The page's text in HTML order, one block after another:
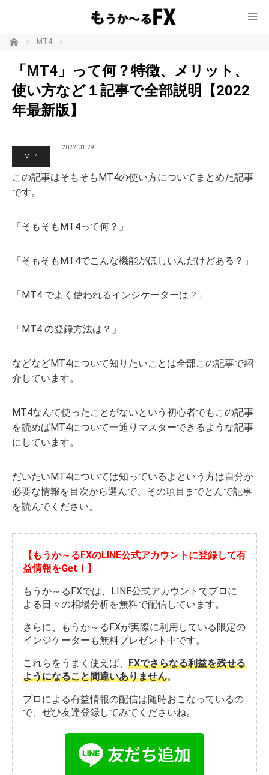
ホーム MT4
「MT4」って何？特徴、メリット、
使い方など１記事で全部説明【2022
年最新版】
MT4
2022.01.29
この記事はそもそもMT4の使い方についてまとめた記事
です。
「そもそもMT4って何？」
「そもそもMT4でこんな機能がほしいんだけどある？」
「MT4 でよく使われるインジケーターは？」
「MT4 の登録方法は？」
などなどMT4について知りたいことは全部この記事で紹
介しています。
MT4なんて使ったことがないという初心者でもこの記事
を読めばMT4について一通りマスターできるような記事
にしています。
だいたいMT4については知っているよという方は自分が
必要な情報を目次から選んで、その項目までとんで記事
を読んでください。
【もうか～るFXのLINE公式アカウントに登録して有
益情報をGet！】
もうか～るFXでは、LINE公式アカウントでプロに
よる日々の相場分析を無料で配信しています。
さらに、もうか～るFXが実際に利用している限定の
インジケーターも無料プレゼント中です。
これらをうまく使えば、 FXでさらなる利益を残せる
ようになること間違いありません。
プロによる有益情報の配信は随時おこなっているの
で、ぜひ友達登録してみてくださいね。